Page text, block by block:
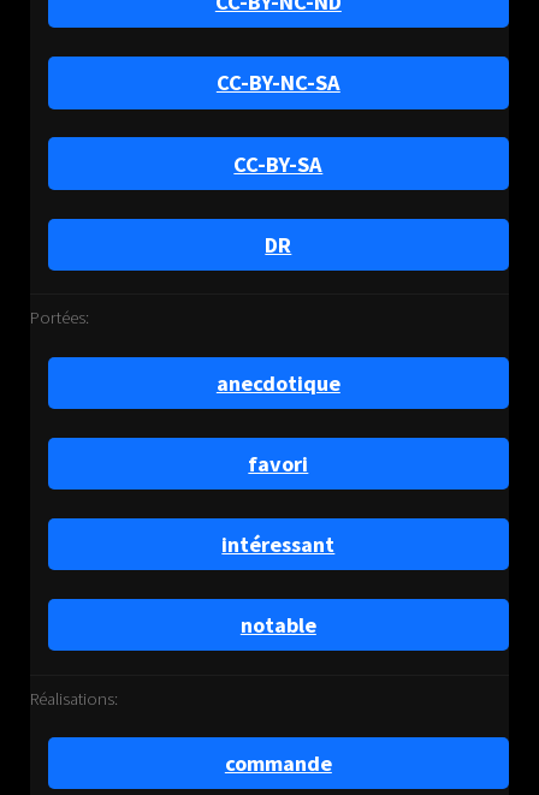
CC-BY-NC-SA
CC-BY-SA
DR
Portées:
anecdotique
favori
intéressant
notable
Réalisations:
commande